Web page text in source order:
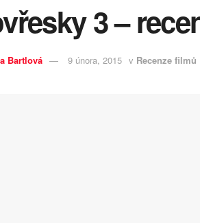
3 –
Bartlová 9 února, 2015 v Recenze filmů